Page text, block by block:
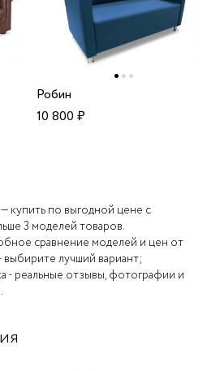
Робин
10 800₽
купить по выгодной цене с
3 моделей товаров.
сравнение моделей и цен от
лучший вариант;
- реальные отзывы, фотографии и